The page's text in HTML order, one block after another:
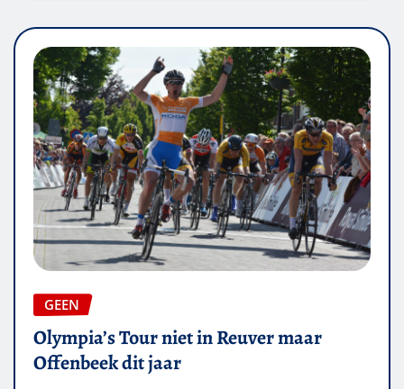
GEEN
Olympia’s Tour niet in Reuver maar
Offenbeek dit jaar